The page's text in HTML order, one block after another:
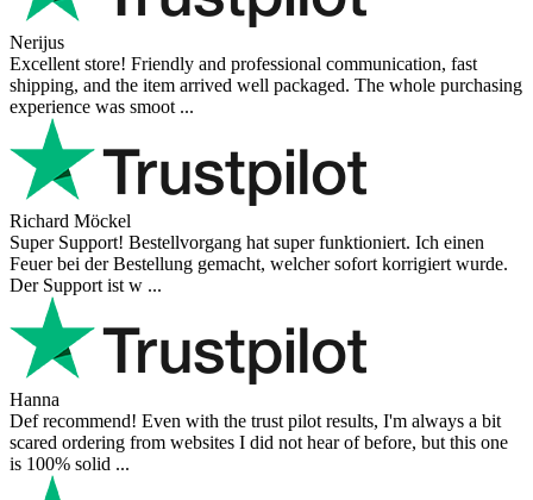
Nerijus
Excellent store! Friendly and professional communication, fast
shipping, and the item arrived well packaged. The whole purchasing
experience was smoot ...
Richard Möckel
Super Support! Bestellvorgang hat super funktioniert. Ich einen
Feuer bei der Bestellung gemacht, welcher sofort korrigiert wurde.
Der Support ist w ...
Hanna
Def recommend! Even with the trust pilot results, I'm always a bit
scared ordering from websites I did not hear of before, but this one
is 100% solid ...